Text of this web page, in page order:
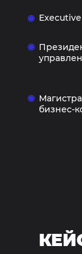
бизнес-
◉
◉
◉